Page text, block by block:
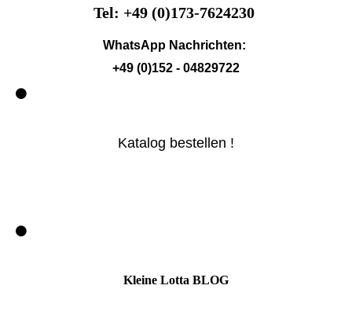
Tel: +49 (0)173-7624230
WhatsApp Nachrichten:
+49 (0)152 - 04829722
Katalog bestellen !
Kleine Lotta BLOG